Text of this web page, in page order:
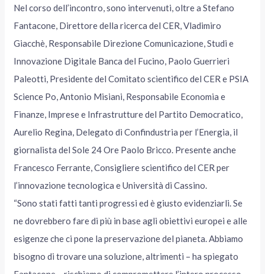
Nel corso dell’incontro, sono intervenuti, oltre a Stefano
Fantacone, Direttore della ricerca del CER, Vladimiro
Giacchè, Responsabile Direzione Comunicazione, Studi e
Innovazione Digitale Banca del Fucino, Paolo Guerrieri
Paleotti, Presidente del Comitato scientifico del CER e PSIA
Science Po, Antonio Misiani, Responsabile Economia e
Finanze, Imprese e Infrastrutture del Partito Democratico,
Aurelio Regina, Delegato di Confindustria per l’Energia, il
giornalista del Sole 24 Ore Paolo Bricco. Presente anche
Francesco Ferrante, Consigliere scientifico del CER per
l’innovazione tecnologica e Università di Cassino.
“Sono stati fatti tanti progressi ed è giusto evidenziarli. Se
ne dovrebbero fare di più in base agli obiettivi europei e alle
esigenze che ci pone la preservazione del pianeta. Abbiamo
bisogno di trovare una soluzione, altrimenti – ha spiegato